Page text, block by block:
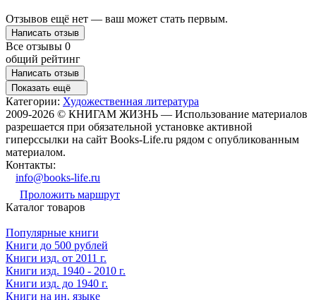
Отзывов ещё нет — ваш может стать первым.
Написать отзыв
Все отзывы 0
общий рейтинг
Написать отзыв
Показать ещё
Категории: Художественная литература
2009-2026 © КНИГАМ ЖИЗНЬ — Использование материалов
разрешается при обязательной установке активной
гиперссылки на сайт Books-Life.ru рядом с опубликованным
материалом.
Контакты:
info@books-life.ru
Проложить маршрут
Каталог товаров
Популярные книги
Книги до 500 рублей
Книги изд. от 2011 г.
Книги изд. 1940 - 2010 г.
Книги изд. до 1940 г.
Книги на ин. языке